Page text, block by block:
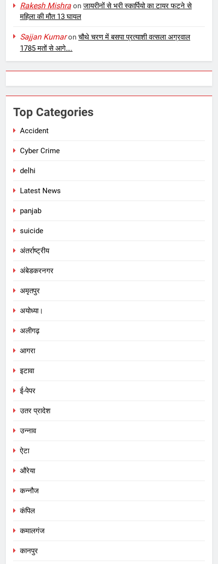
Rakesh Mishra onजायरीनों से भरी स्कार्पियो का टायर फटने से
महिला की मौत 13 घायल
Sajjan Kumaronचौथे चरण में बसपा प्रत्याशी वत्सला अग्रवाल
1785 मतों से आगे….
Top Categories
Accident
Cyber Crime
delhi
Latest News
panjab
suicide
अंतर्राष्ट्रीय
अंबेडकरनगर
अमृतपुर
अयोध्या।
अलीगढ़
आगरा
इटावा
ई-पेपर
उतर प्रादेश
उन्नाव
ऐटा
औरेया
कन्नौज
कंपिल
कमालगंज
कानपुर